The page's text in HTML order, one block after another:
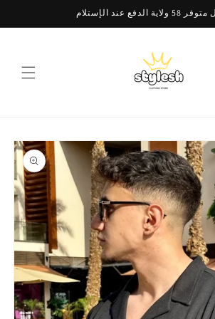
الدفع عند الإستلام
Skip to
product
information